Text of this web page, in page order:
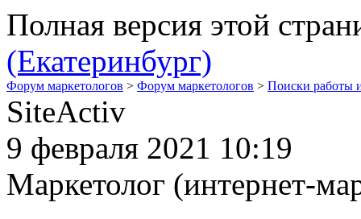
Полная версия этой
(Екатеринбург)
Форум маркетологов > Форум маркетологов > Поиски работы
SiteActiv
9 февраля 2021 10:19
Маркетолог (интернет-